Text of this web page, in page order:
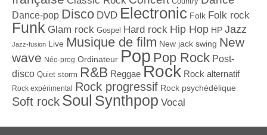
Dance-pop Disco DVD Electronic Folk Folk rock
Funk Glam rock Gospel Hard rock Hip Hop HP Jazz
Jazz-fusion Live Musique de film New jack swing New
wave Néo-prog Ordinateur Pop Pop Rock Post-
disco Quiet storm R&B Reggae Rock Rock alternatif
Rock expérimental Rock progressif Rock psychédélique
Soft rock Soul Synthpop Vocal